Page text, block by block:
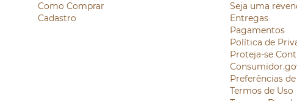
Como Comprar
Cadastro
Seja uma
Entregas
Pagamentos
Política de
Proteja-se
Preferências
Termos de Uso